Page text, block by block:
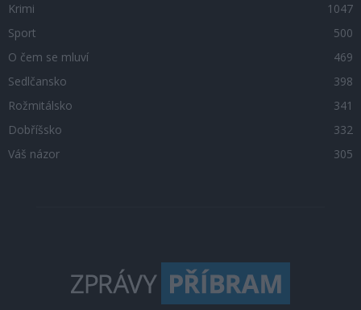
Krimi
1047
Sport
500
O čem se mluví
469
Sedlčansko
398
Rožmitálsko
341
Dobříšsko
332
Váš názor
305